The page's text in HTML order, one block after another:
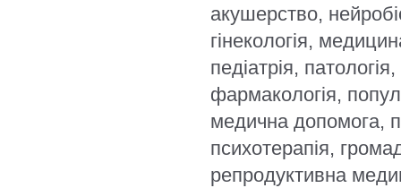
акушерство,
гінекологія,
педіатрія,
фармакологія,
медична допомога,
психотерапія,
репродуктивна